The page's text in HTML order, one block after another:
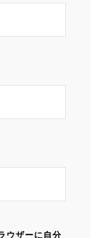
ウザーに自分